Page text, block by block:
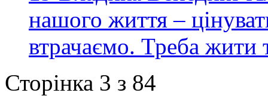
нашого життя –
втрачаємо. Треба жити
Сторінка 3 з 84